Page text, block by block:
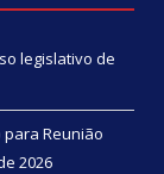
legislativo de
para Reunião
2026